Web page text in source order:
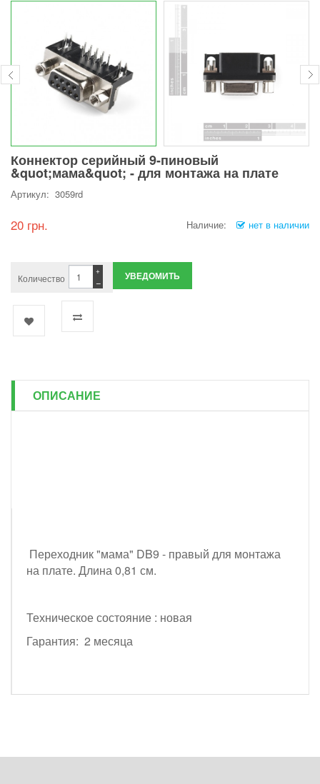
Коннектор серийный 9-пиновый
&quot;мама&quot; - для монтажа на плате
Артикул: 3059rd
20 грн. Наличие: нет в наличии
Количество −
+ УВЕДОМИТЬ
ОПИСАНИЕ
Переходник "мама" DB9 - правый для монтажа
на плате. Длина 0,81 см.
Техническое состояние : новая
Гарантия: 2 месяца